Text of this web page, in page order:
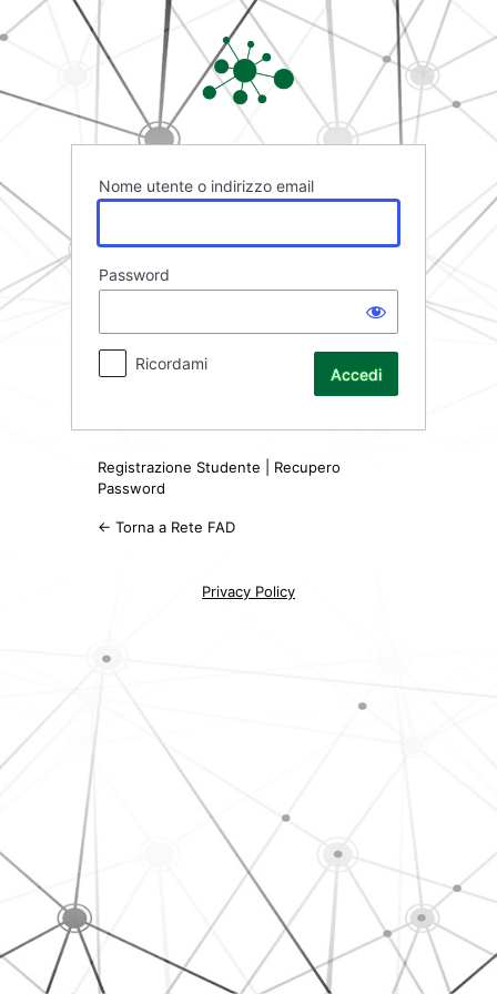
Accedi
Rete FAD
Nome utente o indirizzo email
Password
Ricordami
Registrazione Studente
Recupero
Password
← Torna a Rete FAD
Privacy Policy